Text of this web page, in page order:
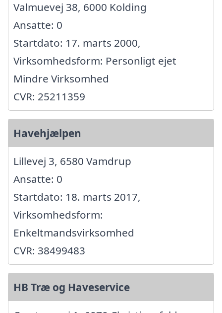
Valmuevej 38, 6000 Kolding
Ansatte: 0
Startdato: 17. marts 2000,
Virksomhedsform: Personligt ejet
Mindre Virksomhed
CVR: 25211359
Havehjælpen
Lillevej 3, 6580 Vamdrup
Ansatte: 0
Startdato: 18. marts 2017,
Virksomhedsform:
Enkeltmandsvirksomhed
CVR: 38499483
HB Træ og Haveservice